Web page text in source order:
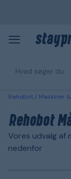
Rehobot Maskiner
Rehobot
Vores udvalg
nedenfor